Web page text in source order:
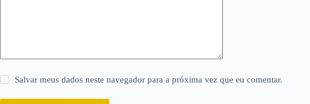
Salvar meus dados neste navegador para a próxima vez que eu comentar.